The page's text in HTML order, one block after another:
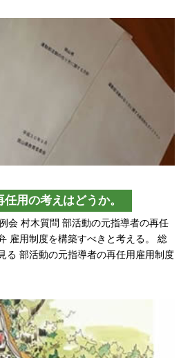
用の考えはどうか。
会 村木質問 部活動の元指導者の再任
雇用制度を構築すべきと考える。 総
る 部活動の元指導者の再任用雇用制度